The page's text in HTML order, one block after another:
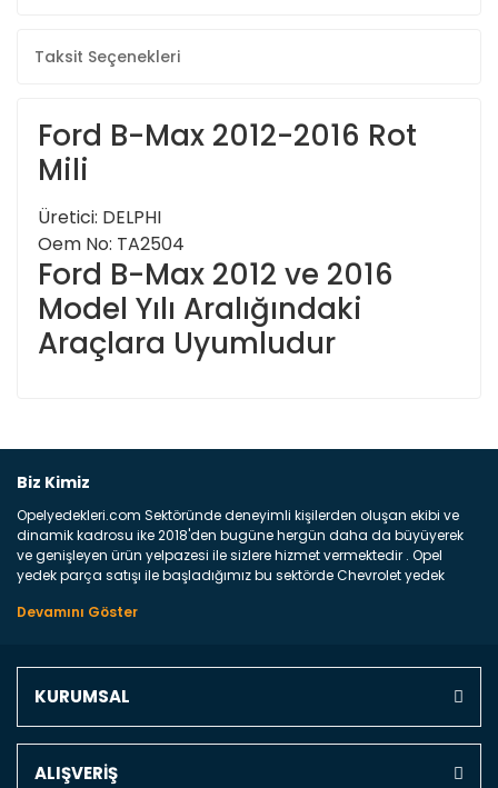
Taksit Seçenekleri
Ford B-Max 2012-2016 Rot
Mili
Üretici: DELPHI
Oem No: TA2504
Ford B-Max 2012 ve 2016
Model Yılı Aralığındaki
Araçlara Uyumludur
Yorum Yaz
Biz Kimiz
Opelyedekleri.com Sektöründe deneyimli kişilerden oluşan ekibi ve
dinamik kadrosu ike 2018'den bugüne hergün daha da büyüyerek
ve genişleyen ürün yelpazesi ile sizlere hizmet vermektedir . Opel
yedek parça satışı ile başladığımız bu sektörde Chevrolet yedek
marka araçların ve FCA Grubun Fiat ve Alfa Romeo yedek parça
Türkiyenin 4 bir yanına ve uluslarası dünyanın dört bir yanına
parça gelebilir ancak bunları biraz toparlarsak aşağıda belirttiğimiz
KURUMSAL
ALIŞVERİŞ